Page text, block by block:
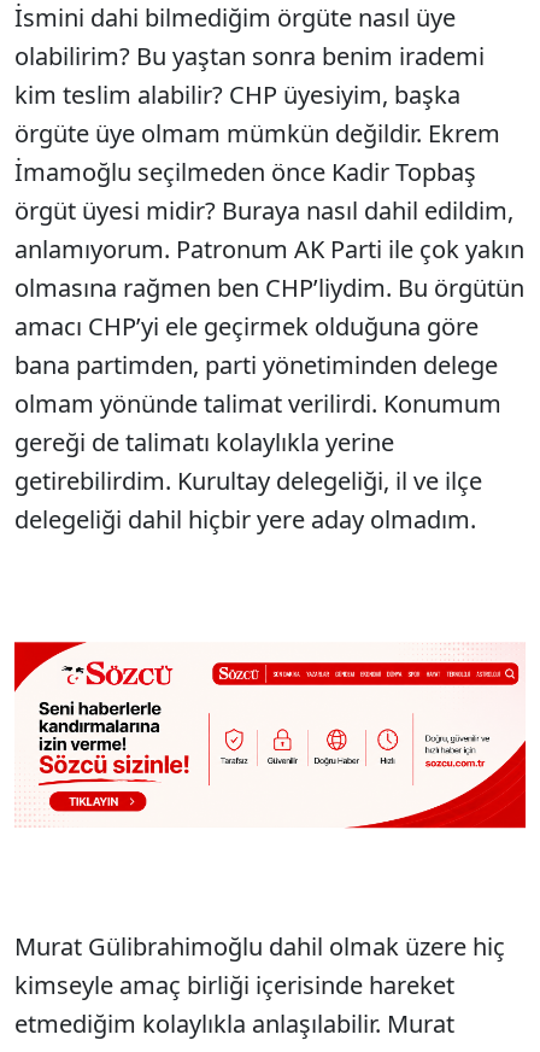
İsmini dahi bilmediğim örgüte nasıl üye
olabilirim? Bu yaştan sonra benim irademi
kim teslim alabilir? CHP üyesiyim, başka
örgüte üye olmam mümkün değildir. Ekrem
İmamoğlu seçilmeden önce Kadir Topbaş
örgüt üyesi midir? Buraya nasıl dahil edildim,
anlamıyorum. Patronum AK Parti ile çok yakın
olmasına rağmen ben CHP’liydim. Bu örgütün
amacı CHP’yi ele geçirmek olduğuna göre
bana partimden, parti yönetiminden delege
olmam yönünde talimat verilirdi. Konumum
gereği de talimatı kolaylıkla yerine
getirebilirdim. Kurultay delegeliği, il ve ilçe
delegeliği dahil hiçbir yere aday olmadım.
Murat Gülibrahimoğlu dahil olmak üzere hiç
kimseyle amaç birliği içerisinde hareket
etmediğim kolaylıkla anlaşılabilir. Murat